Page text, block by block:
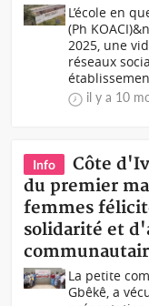
L’école en
(Ph
2025, une
réseaux
il y a 10
Info
Côte
du premier
femmes
solidarité et
La petite
Gbêkê, a